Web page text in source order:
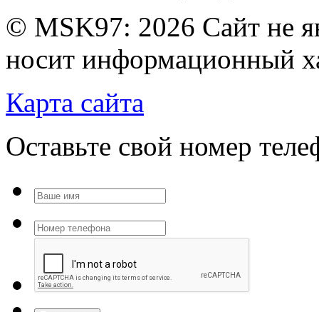
© MSK97: 2026 Сайт не
носит информационный
Карта сайта
Оставьте свой номер